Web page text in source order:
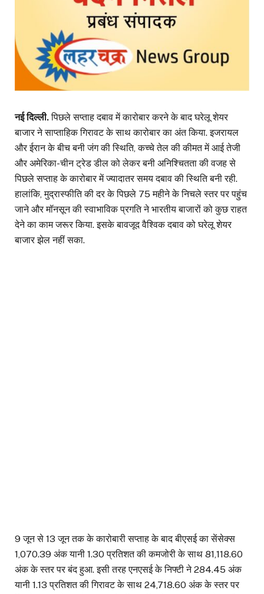
नई दिल्ली.पिछले सप्ताह दबाव में कारोबार करने के बाद घरेलू शेयर
बाजार ने साप्ताहिक गिरावट के साथ कारोबार का अंत किया. इजरायल
और ईरान के बीच बनी जंग की स्थिति, कच्चे तेल की कीमत में आई तेजी
और अमेरिका-चीन ट्रेड डील को लेकर बनी अनिश्चितता की वजह से
पिछले सप्ताह के कारोबार में ज्यादातर समय दबाव की स्थिति बनी रही.
हालांकि, मुद्रास्फीति की दर के पिछले 75 महीने के निचले स्तर पर पहुंच
जाने और मॉनसून की स्वाभाविक प्रगति ने भारतीय बाजारों को कुछ राहत
देने का काम जरूर किया. इसके बावजूद वैश्विक दबाव को घरेलू शेयर
बाजार झेल नहीं सका.
9 जून से 13 जून तक के कारोबारी सप्ताह के बाद बीएसई का सेंसेक्स
1,070.39 अंक यानी 1.30 प्रतिशत की कमजोरी के साथ 81,118.60
अंक के स्तर पर बंद हुआ. इसी तरह एनएसई के निफ्टी ने 284.45 अंक
यानी 1.13 प्रतिशत की गिरावट के साथ 24,718.60 अंक के स्तर पर